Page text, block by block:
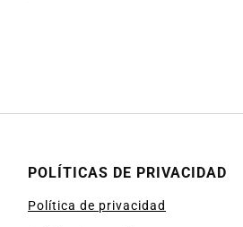
POLÍTICAS DE PRIVACIDAD
Política de privacidad